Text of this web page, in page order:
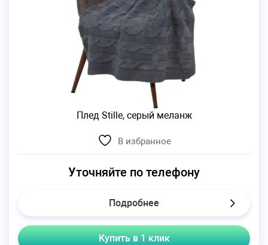
Плед Stille, серый меланж
В избранное
Уточняйте по телефону
Подробнее
Купить в 1 клик